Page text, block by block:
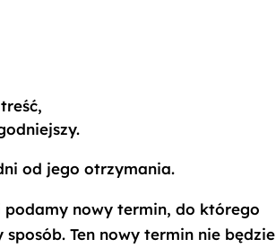
od jego otrzymania.
nowy termin, do którego
Ten nowy termin nie będzie